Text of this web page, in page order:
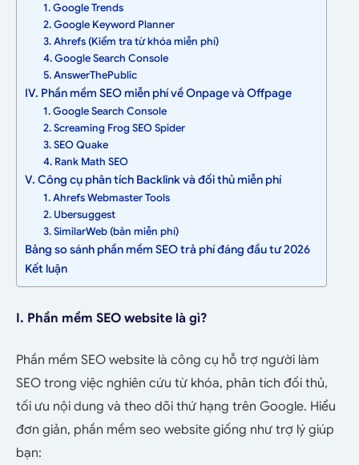
1. Google Trends
2. Google Keyword Planner
3. Ahrefs (Kiểm tra từ khóa miễn phí)
4. Google Search Console
5. AnswerThePublic
IV. Phần mềm SEO miễn phí về Onpage và Offpage
1. Google Search Console
2. Screaming Frog SEO Spider
3. SEO Quake
4. Rank Math SEO
V. Công cụ phân tích Backlink và đối thủ miễn phí
1. Ahrefs Webmaster Tools
2. Ubersuggest
3. SimilarWeb (bản miễn phí)
Bảng so sánh phần mềm SEO trả phí đáng đầu tư 2026
Kết luận
I. Phần mềm SEO website là gì?
Phần mềm SEO website là công cụ hỗ trợ người làm
SEO trong việc nghiên cứu từ khóa, phân tích đối thủ,
tối ưu nội dung và theo dõi thứ hạng trên Google. Hiểu
đơn giản, phần mềm seo website giống như trợ lý giúp
bạn: